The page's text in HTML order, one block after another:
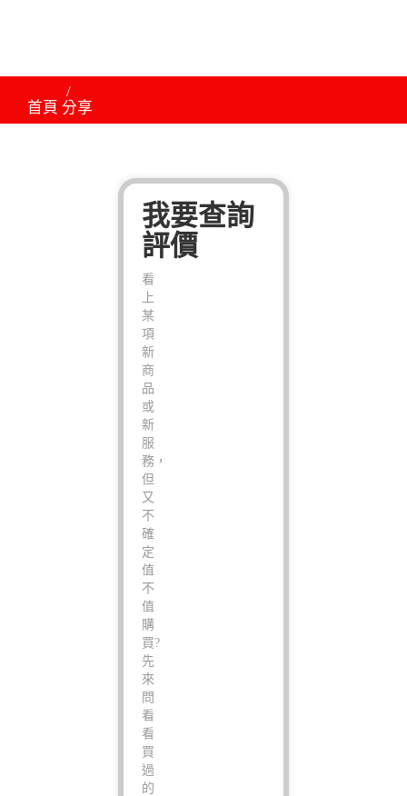
首頁 分享
我要查詢
評價
看
上
某
項
新
商
品
或
新
服
務，
但
又
不
確
定
值
不
值
購
買?
先
來
問
看
看
買
過
的